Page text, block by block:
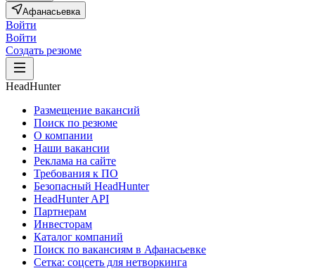
Афанасьевка
Войти
Войти
Создать резюме
HeadHunter
Размещение вакансий
Поиск по резюме
О компании
Наши вакансии
Реклама на сайте
Требования к ПО
Безопасный HeadHunter
HeadHunter API
Партнерам
Инвесторам
Каталог компаний
Поиск по вакансиям в Афанасьевке
Сетка: соцсеть для нетворкинга